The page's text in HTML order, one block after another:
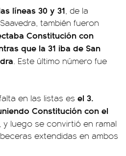
líneas 30 y 31, de la
también fueron
Constitución con
que la 31 iba de San
. Este último número fue
en las listas es el 3.
Constitución con el
, y luego se convirtió en ramal
extendidas en ambos